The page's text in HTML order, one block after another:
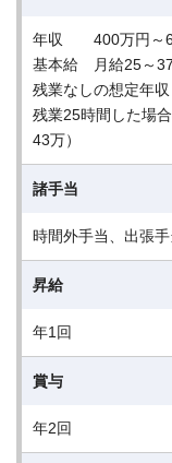
年収 400万円～
基本給 月給25～
残業なしの想定年
残業25時間した場
43万）
諸手当
時間外手当、出張
昇給
年1回
賞与
年2回